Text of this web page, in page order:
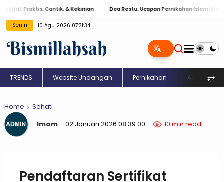
Cantik, & Kekinian Doa Restu: Ucapan Pernikahan Islami Menyentuh
Senin 10 Agu 2026 07:31:35
TRENDS Website Undangan Pernikahan Aqiqah⥅
Home
Sehati
Imam
02 Januari 2026 08:39:00 10 min read
Pendaftaran Sertifikat